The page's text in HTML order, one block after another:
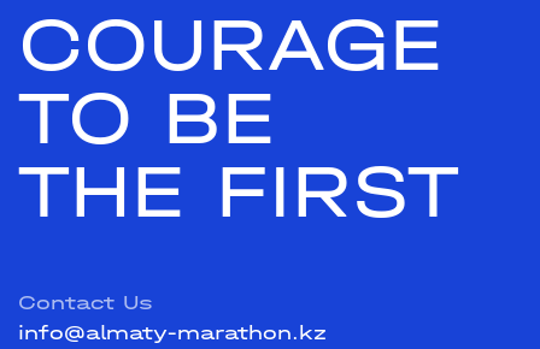
COURAGE
TO BE
THE FIRST
Contact Us
info@almaty-marathon.kz